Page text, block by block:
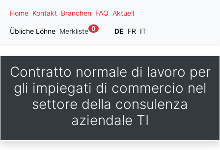
Home Kontakt Branchen FAQ Aktuell
Übliche Löhne Merkliste 0 DE FR IT
Contratto normale di lavoro per
gli impiegati di commercio nel
settore della consulenza
aziendale TI